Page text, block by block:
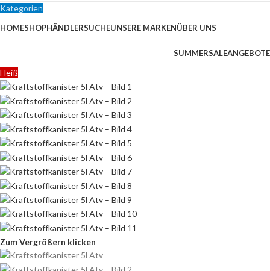
Kategorien
HOMESHOPHÄNDLERSUCHEUNSERE MARKENÜBER UNS
SUMMERSALEANGEBOTE
Heiß
Zum Vergrößern klicken